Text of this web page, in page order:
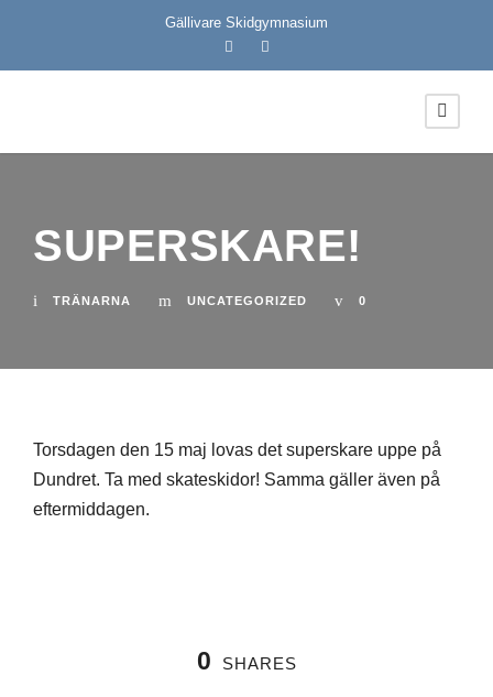
Gällivare Skidgymnasium
SUPERSKARE!
TRÄNARNA UNCATEGORIZED 0
Torsdagen den 15 maj lovas det superskare uppe på
Dundret. Ta med skateskidor! Samma gäller även på
eftermiddagen.
0 SHARES